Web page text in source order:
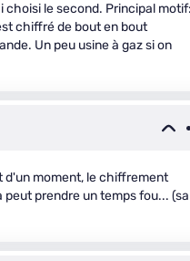
choisi le second. Principal
chiffré de bout en bout
Un peu usine à gaz si on
d'un moment, le chiffrement
prendre un temps fou...